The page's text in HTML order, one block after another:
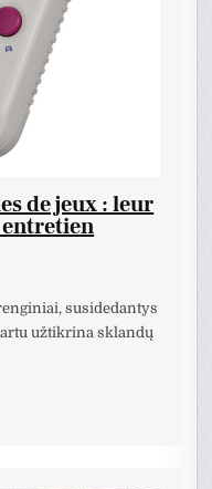
de jeux : leur
susidedantys
užtikrina sklandų